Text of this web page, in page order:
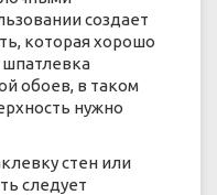
создает
которая хорошо
обоев, в таком
нужно
стен или
следует